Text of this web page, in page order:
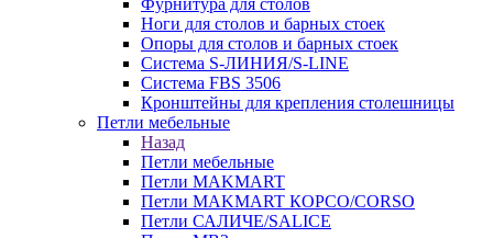
Фурнитура для столов
Ноги для столов и барных стоек
Опоры для столов и барных стоек
Система S-ЛИНИЯ/S-LINE
Система FBS 3506
Кронштейны для крепления столешницы
Петли мебельные
Назад
Петли мебельные
Петли MAKMART
Петли MAKMART КОРСО/CORSO
Петли САЛИЧЕ/SALICE